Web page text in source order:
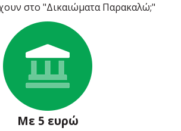
στο "Δικαιώματα Παρακαλώ;"
Με 5 ευρώ